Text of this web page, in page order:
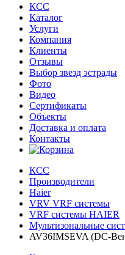
КСС
Каталог
Услуги
Компания
Клиенты
Oтзывы
Выбор звезд эстрады
Фото
Видео
Сертификаты
Объекты
Доставка и оплата
Контакты
КСС
Производители
Haier
VRV VRF системы
VRF системы HAIER
Мультизональные
AV36IMSEVA (DC-